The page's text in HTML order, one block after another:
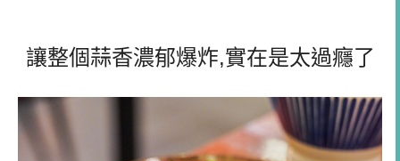
讓整個蒜香濃郁爆炸,實在是太過癮了